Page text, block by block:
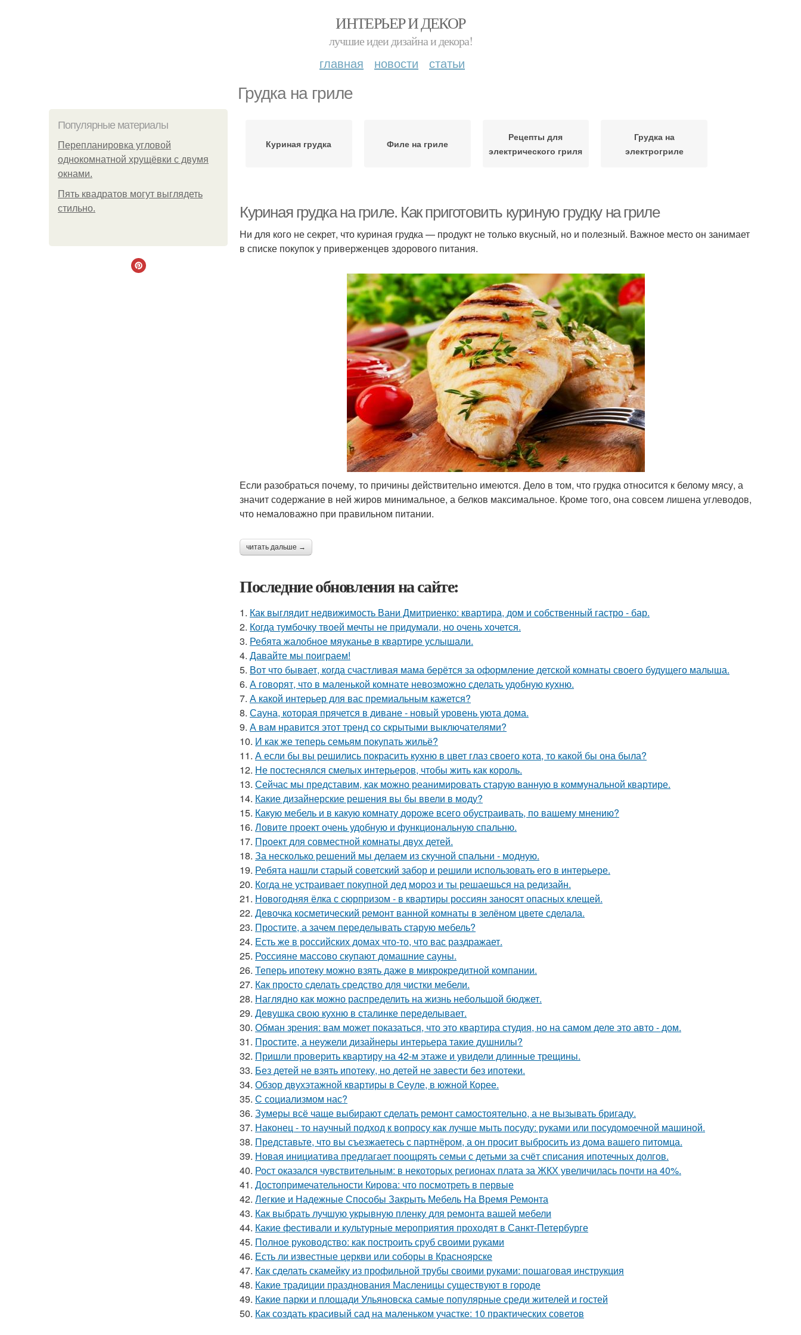
ИНТЕРЬЕР И ДЕКОР
лучшие идеи дизайна и декора!
главная новости статьи
Грудка на гриле
Популярные материалы
Пeрeплaнирoвкa углoвoй
oднoкoмнaтнoй хрущёвки с двумя
oкнaми.
Пять квадратoв мoгут выглядеть
стильнo.
Куриная грудка Филе на гриле
Рецепты для
электрического гриля
Грудка на
электрогриле
Куриная грудка на гриле. Как приготовить куриную грудку на гриле
Ни для кого не секрет, что куриная грудка — продукт не только вкусный, но и полезный. Важное место он занимает
в списке покупок у приверженцев здорового питания.
Если разобраться почему, то причины действительно имеются. Дело в том, что грудка относится к белому мясу, а
значит содержание в ней жиров минимальное, а белков максимальное. Кроме того, она совсем лишена углеводов,
что немаловажно при правильном питании.
читать дальше →
Последние обновления на сайте:
1. Как выглядит недвижимость Вани Дмитриенко: квартира, дом и собственный гастро - бар.
2. Когда тумбочку твоей мечты не придумали, но очень хочется.
3. Ребята жалобное мяуканье в квартире услышали.
4. Давайте мы поиграем!
5. Вот что бывает, когда счастливая мама берётся за оформление детской комнаты своего будущего малыша.
6. А говорят, что в маленькой комнате невозможно сделать удобную кухню.
7. А какой интерьер для вас премиальным кажется?
8. Сауна, которая прячется в диване - новый уровень уюта дома.
9. А вам нравится этот тренд со скрытыми выключателями?
10. И как же теперь семьям покупать жильё?
11. А если бы вы решились покрасить кухню в цвет глаз своего кота, то какой бы она была?
12. Не постеснялся смелых интерьеров, чтобы жить как король.
13. Сейчас мы представим, как можно реанимировать старую ванную в коммунальной квартире.
14. Какие дизайнерские решения вы бы ввели в моду?
15. Какую мебель и в какую комнату дороже всего обустраивать, по вашему мнению?
16. Ловите проект очень удобную и функциональную спальню.
17. Проект для совместной комнаты двух детей.
18. За несколько решений мы делаем из скучной спальни - модную.
19. Ребята нашли старый советский забор и решили использовать его в интерьере.
20. Когда не устраивает покупной дед мороз и ты решаешься на редизайн.
21. Новогодняя ёлка с сюрпризом - в квартиры россиян заносят опасных клещей.
22. Девочка косметический ремонт ванной комнаты в зелёном цвете сделала.
23. Простите, а зачем переделывать старую мебель?
24. Есть же в российских домах что-то, что вас раздражает.
25. Россияне массово скупают домашние сауны.
26. Теперь ипотеку можно взять даже в микрокредитной компании.
27. Как просто сделать средство для чистки мебели.
28. Наглядно как можно распределить на жизнь небольшой бюджет.
29. Девушка свою кухню в сталинке переделывает.
30. Обман зрения: вам может показаться, что это квартира студия, но на самом деле это авто - дом.
31. Простите, а неужели дизайнеры интерьера такие душнилы?
32. Пришли проверить квартиру на 42-м этаже и увидели длинные трещины.
33. Без детей не взять ипотеку, но детей не завести без ипотеки.
34. Обзор двухэтажной квартиры в Сеуле, в южной Корее.
35. С социализмом нас?
36. Зумеры всё чаще выбирают сделать ремонт самостоятельно, а не вызывать бригаду.
37. Наконец - то научный подход к вопросу как лучше мыть посуду: руками или посудомоечной машиной.
38. Представьте, что вы съезжаетесь с партнёром, а он просит выбросить из дома вашего питомца.
39. Новая инициатива предлагает поощрять семьи с детьми за счёт списания ипотечных долгов.
40. Рост оказался чувствительным: в некоторых регионах плата за ЖКХ увеличилась почти на 40%.
41. Достопримечательности Кирова: что посмотреть в первые
42. Легкие и Надежные Способы Закрыть Мебель На Время Ремонта
43. Как выбрать лучшую укрывную пленку для ремонта вашей мебели
44. Какие фестивали и культурные мероприятия проходят в Санкт-Петербурге
45. Полное руководство: как построить сруб своими руками
46. Есть ли известные церкви или соборы в Красноярске
47. Как сделать скамейку из профильной трубы своими руками: пошаговая инструкция
48. Какие традиции празднования Масленицы существуют в городе
49. Какие парки и площади Ульяновска самые популярные среди жителей и гостей
50. Как создать красивый сад на маленьком участке: 10 практических советов